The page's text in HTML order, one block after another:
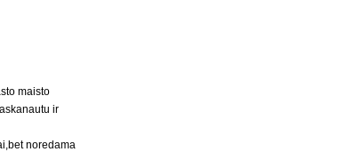
maisto
ir
noredama